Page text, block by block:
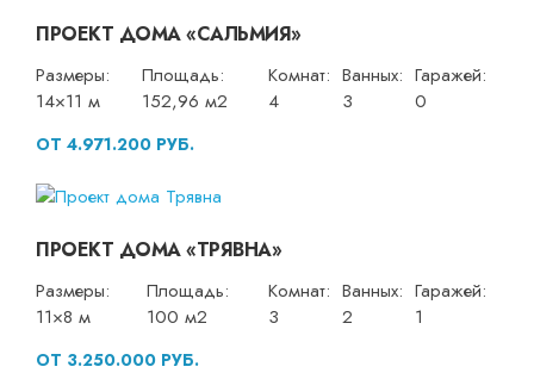
ПРОЕКТ ДОМА «САЛЬМИЯ»
Размеры:
14×11 м
Площадь:
152,96 м2
Комнат:
4
Ванных:
3
Гаражей:
0
ОТ 4.971.200 РУБ.
ПРОЕКТ ДОМА «ТРЯВНА»
Размеры:
11×8 м
Площадь:
100 м2
Комнат:
3
Ванных:
2
Гаражей:
1
ОТ 3.250.000 РУБ.